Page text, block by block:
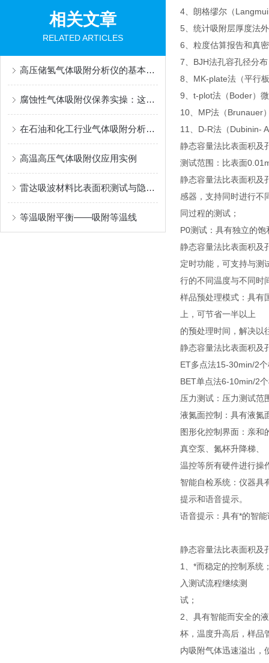
相关文章
RELATED ARTICLES
高压储氢气体吸附分析仪的基本操作步骤如下
腐蚀性气体吸附仪保养实操：这些细节，决定设备寿命长短
在石油和化工行业气体吸附分析仪和压汞仪的应用
高温高压气体吸附仪应用实例
雷达吸波材料比表面积测试与隐身技术
等温吸附平衡――吸附等温线
4、朗格缪尔（
5、统计吸附层厚度法
6、粒度估算报告和真
7、BJH法孔容孔径分
8、MK-plate法（平行
9、t-plot法（Boder）
10、MP法（Brunauer
11、D-R法（Dubinin-
静态容量法比表面积及
测试范围：比表面
静态容量法比表面积及
感器，支持同时进行不
同过程的测试；
P0测试：具有独立的
静态容量法比表面积及
定时功能，可支持与测
行的不同温度与不同时
样品预处理模式：具有
上，可节省一半以上
的预处理时间，解决以
静态容量法比表面积及
ET多点法15-30min/2
BET单点法6-10min/2
压力测试：压力测试范
液氮面控制：具有液氮
图形化控制界面：亲和
真空泵、氮杯升降梯、
温控等所有硬件进行操
智能自检系统：仪器具
提示和语音提示。
语音提示：具有*的智
静态容量法比表面积及
1、*而稳定的控制系统
入测试流程继续测
试；
2、具有智能而安全的
杯，温度升高后，样品
内吸附气体迅速溢出，